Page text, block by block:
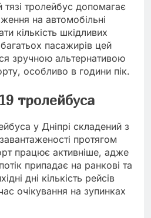
тязі тролейбус допомагає
на автомобільні
кількість шкідливих
пасажирів цей
зручною альтернативою
особливо в години пік.
тролейбуса
у Дніпрі складений з
протягом
працює активніше, адже
припадає на ранкові та
дні кількість рейсів
очікування на зупинках